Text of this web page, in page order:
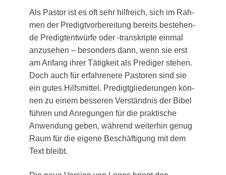
Als Pas­tor ist es oft sehr hilf­reich, sich im Rah­
men der Pre­digt­vor­be­rei­tung bereits bestehen­
de Pre­dig­t­ent­wür­fe oder ‑tran­skrip­te ein­mal
anzu­se­hen – beson­ders dann, wenn sie erst
am Anfang ihrer Tätig­keit als Pre­di­ger ste­hen.
Doch auch für erfah­re­ne­re Pas­to­ren sind sie
ein gutes Hilfs­mit­tel. Pre­digt­glie­de­run­gen kön­
nen zu einem bes­se­ren Ver­ständ­nis der Bibel
füh­ren und Anre­gun­gen für die prak­ti­sche
Anwen­dung geben, wäh­rend wei­ter­hin genug
Raum für die eige­ne Beschäf­ti­gung mit dem
Text bleibt.